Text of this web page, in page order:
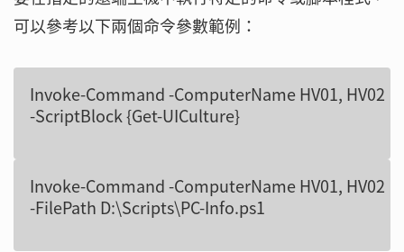
可以參考以下兩個命令參數範例：
Invoke-Command -ComputerName HV01, HV02
Invoke-Command -ComputerName HV01, HV02